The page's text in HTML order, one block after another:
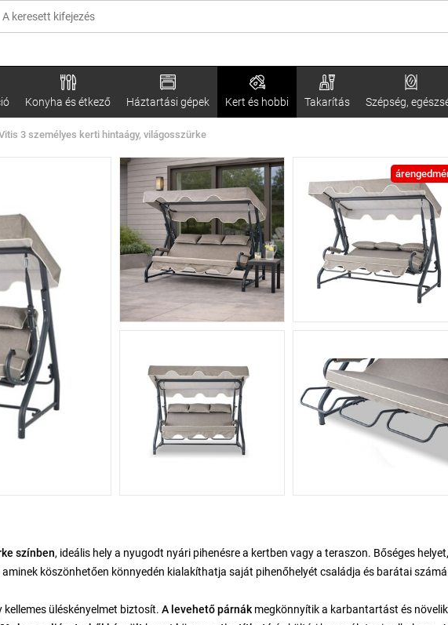
Konyha és étkező Háztartási gépek Kert és hobbi Takarítás Szépség,
3 személyes kerti hintaágy, világosszürke
színben, ideális hely a nyugodt nyári pihenésre a kertben vagy a teraszon. Bőséges helyet,
köszönhetően könnyedén kialakíthatja saját pihenőhelyét családja és barátai
üléskényelmet biztosít. A levehető párnák megkönnyítik a karbantartást és